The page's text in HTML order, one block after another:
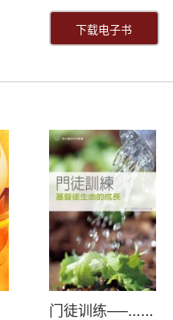
下载电子书
门徒训练──……